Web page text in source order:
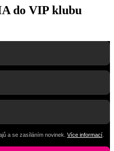
do VIP klubu
a se zasíláním novinek. Více informací